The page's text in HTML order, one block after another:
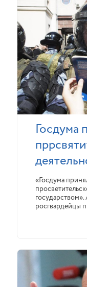
Госдума
«Госдума
государством».
росгвардейцы